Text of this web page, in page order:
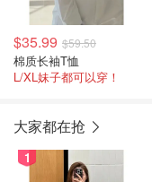
$35.99 $59.50
棉质长袖T恤
L/XL妹子都可以穿！
大家都在抢
1